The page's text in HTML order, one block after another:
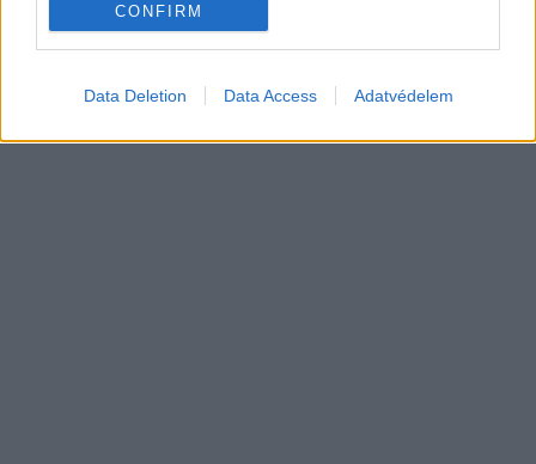
CONFIRM
Data Deletion Data Access Adatvédelem